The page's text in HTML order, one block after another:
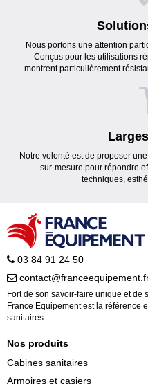
Nous portons une attention
Conçus pour les utilisations
montrent particulièrement
Notre volonté est de proposer
sur-mesure pour répondre
techniques,
03 84 91 24 50
Fort de son savoir-faire unique et de
France Equipement est la référence
sanitaires.
Nos produits
Cabines sanitaires
Armoires et casiers